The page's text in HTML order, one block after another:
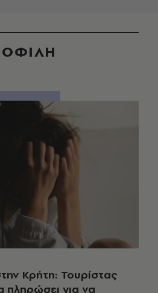
Κρήτη: Τουρίστας
για να